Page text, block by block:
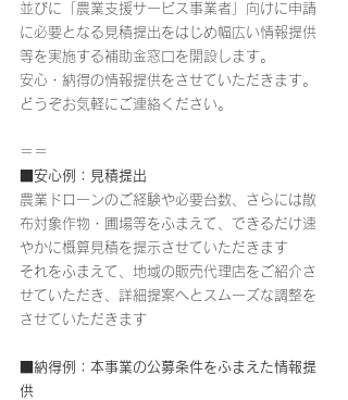
並びに「農業支援サービス事業者」向けに申請
に必要となる見積提出をはじめ幅広い情報提供
等を実施する補助金窓口を開設します。
安心・納得の情報提供をさせていただきます。
どうぞお気軽にご連絡ください。
＝＝
■安心例：見積提出
農業ドローンのご経験や必要台数、さらには散
布対象作物・圃場等をふまえて、できるだけ速
やかに概算見積を提示させていただきます
それをふまえて、地域の販売代理店をご紹介さ
せていただき、詳細提案へとスムーズな調整を
させていただきます
■納得例：本事業の公募条件をふまえた情報提
供